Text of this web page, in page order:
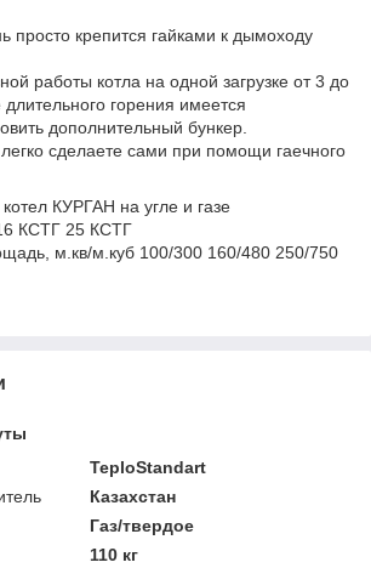
просто крепится гайками к дымоходу
работы котла на одной загрузке от 3 до
горения имеется
дополнительный бункер.
сделаете сами при помощи гаечного
КУРГАН на угле и газе
КСТГ 25 КСТГ
м.кв/м.куб 100/300 160/480 250/750
TeploStandart
Казахстан
Газ/твердое
110 кг